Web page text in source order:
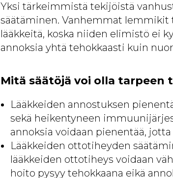
Yksi tärkeimmistä tekijöistä
säätäminen. Vanhemmat lemmikit
lääkkeitä, koska niiden elimistö ei
annoksia yhtä tehokkaasti kuin
Mitä säätöjä voi olla tarpeen
Lääkkeiden annostuksen
sekä heikentyneen
annoksia voidaan pienentää,
Lääkkeiden ottotiheyden
lääkkeiden ottotiheys voidaan
hoito pysyy tehokkaana eikä